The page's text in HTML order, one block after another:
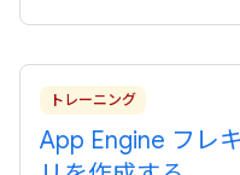
トレーニング
App Engine フレ